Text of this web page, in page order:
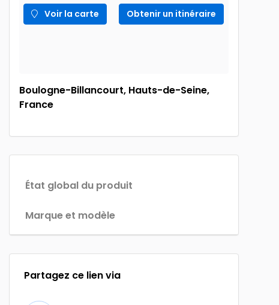
Voir la carte Obtenir un itinéraire
Boulogne-Billancourt, Hauts-de-Seine,
France
État global du produit
Marque et modèle
Partagez ce lien via